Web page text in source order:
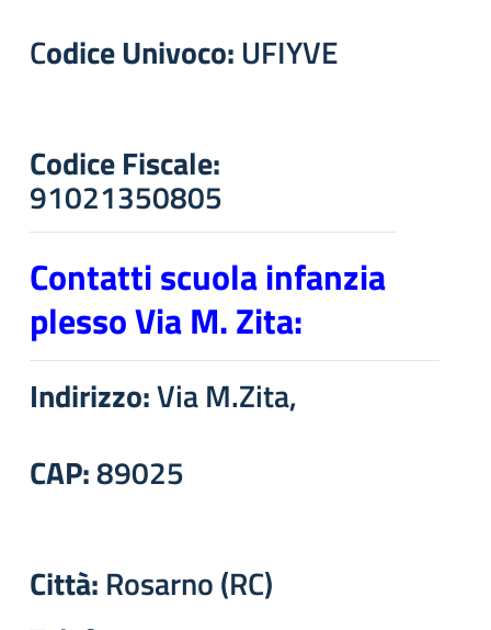
Codice Univoco: UFIYVE
Codice Fiscale:
91021350805
Contatti scuola infanzia
plesso Via M. Zita:
Indirizzo:Via M.Zita,
CAP:89025
Città: Rosarno (RC)